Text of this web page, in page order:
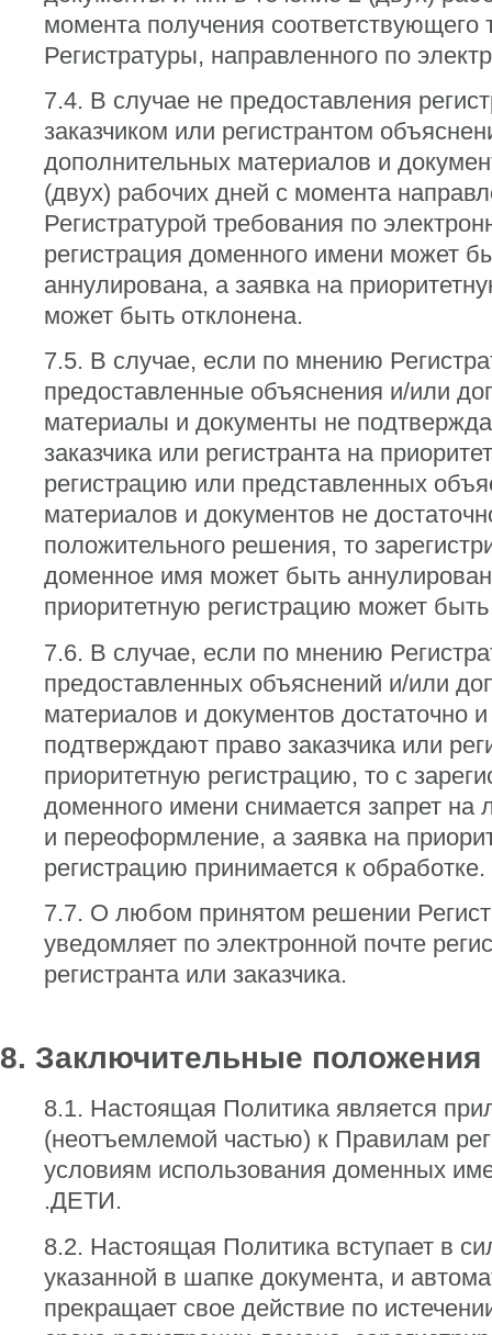
момента получения соответствующего
Регистратуры, направленного по
7.4. В случае не предоставления
заказчиком или регистрантом
дополнительных материалов и
(двух) рабочих дней с момента
Регистратурой требования по
регистрация доменного имени может
аннулирована, а заявка на
может быть отклонена.
7.5. В случае, если по мнению
предоставленные объяснения и/или
материалы и документы не
заказчика или регистранта на
регистрацию или представленных
материалов и документов не
положительного решения, то
доменное имя может быть
приоритетную регистрацию может
7.6. В случае, если по мнению
предоставленных объяснений и/или
материалов и документов достаточно
подтверждают право заказчика или
приоритетную регистрацию, то с
доменного имени снимается запрет
и переоформление, а заявка на
регистрацию принимается к обработке.
7.7. О любом принятом решении
уведомляет по электронной почте
регистранта или заказчика.
8. Заключительные положения
8.1. Настоящая Политика является
(неотъемлемой частью) к Правилам
условиям использования доменных
.ДЕТИ.
8.2. Настоящая Политика вступает в
указанной в шапке документа, и
прекращает свое действие по